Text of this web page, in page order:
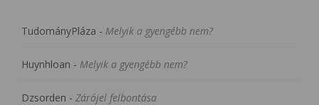
TudományPláza - Melyik a gyengébb nem?
Huynhloan - Melyik a gyengébb nem?
Dzsorden - Zárójel felbontása